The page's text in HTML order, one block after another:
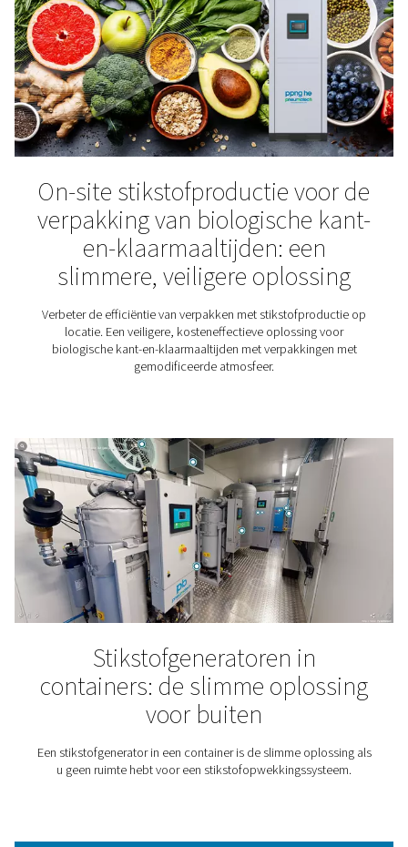
Wijnbereiding
Stikstof speelt een essentiële rol bij de productie
Daarom is het voor wijnmakerijen erg belangrijk om
stikstofoplossing te vinden.
Verfspuiten
Het gebruik van stikstof voor spuitverf in plaats van